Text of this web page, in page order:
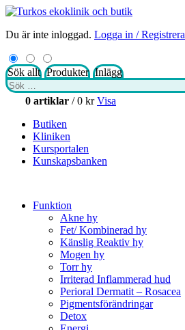
Du är inte inloggad. Logga in / Registrera
Sök allt Produkter Inlägg
Sök
efter:0 artiklar /0 kr Visa
Butiken
Kliniken
Kursportalen
Kunskapsbanken
Funktion
Akne hy
Fet/ Kombinerad hy
Känslig Reaktiv hy
Mogen hy
Torr hy
Irriterad Inflammerad hud
Perioral Dermatit – Rosacea
Pigmentsförändringar
Detox